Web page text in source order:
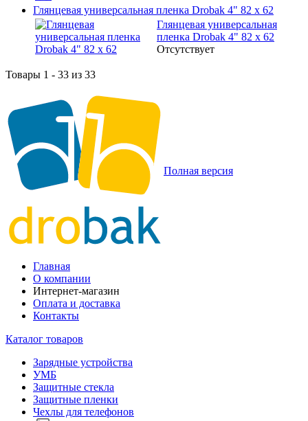
Глянцевая универсальная пленка Drobak 4" 82 x 62
Глянцевая универсальная
пленка Drobak 4" 82 x 62
Отсутствует
Товары 1 - 33 из 33
Полная версия
Главная
О компании
Интернет-магазин
Оплата и доставка
Контакты
Каталог товаров
Зарядные устройства
УМБ
Защитные стекла
Защитные пленки
Чехлы для телефонов